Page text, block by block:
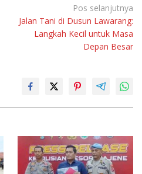
Pos selanjutnya
Jalan Tani di Dusun Lawarang:
Langkah Kecil untuk Masa
Depan Besar